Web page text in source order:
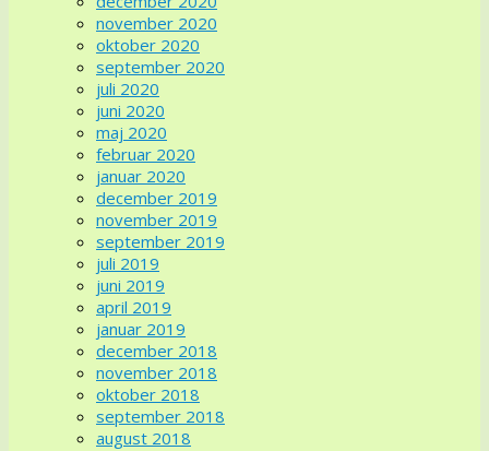
november 2020
oktober 2020
september 2020
juli 2020
juni 2020
maj 2020
februar 2020
januar 2020
december 2019
november 2019
september 2019
juli 2019
juni 2019
april 2019
januar 2019
december 2018
november 2018
oktober 2018
september 2018
august 2018